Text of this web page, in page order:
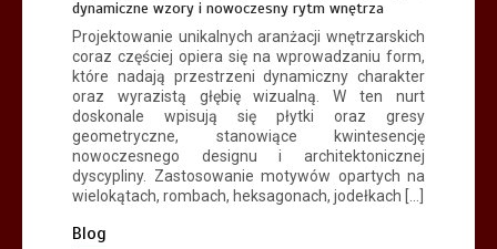
dynamiczne wzory i nowoczesny rytm wnętrza
Projektowanie unikalnych aranżacji wnętrzarskich
coraz częściej opiera się na wprowadzaniu form,
które nadają przestrzeni dynamiczny charakter
oraz wyrazistą głębię wizualną. W ten nurt
doskonale wpisują się płytki oraz gresy
geometryczne, stanowiące kwintesencję
nowoczesnego designu i architektonicznej
dyscypliny. Zastosowanie motywów opartych na
wielokątach, rombach, heksagonach, jodełkach […]
Blog